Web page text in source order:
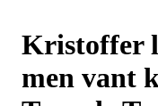
Kristoffer
men vant